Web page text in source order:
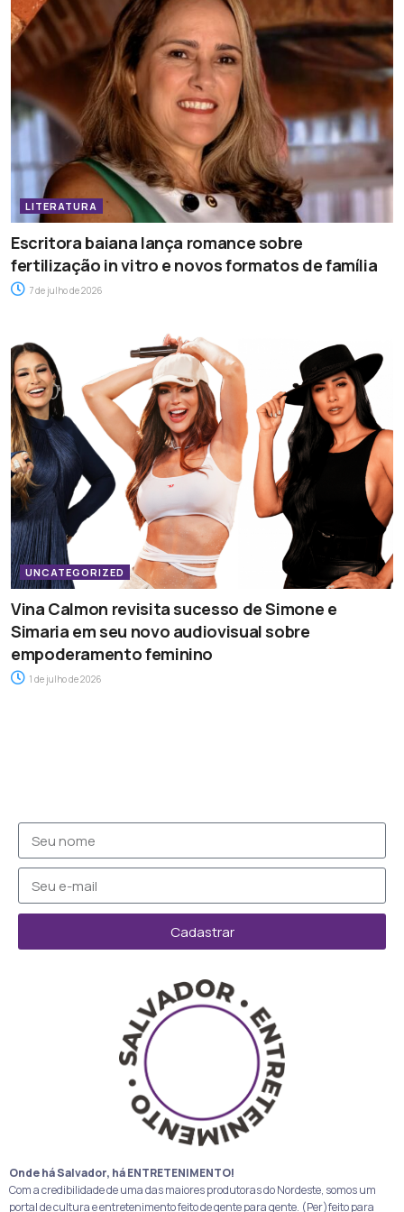
LITERATURA
Escritora baiana lança romance sobre
fertilização in vitro e novos formatos de família
7 de julho de 2026
UNCATEGORIZED
Vina Calmon revisita sucesso de Simone e
Simaria em seu novo audiovisual sobre
empoderamento feminino
1 de julho de 2026
Cadastrar
Onde há Salvador, há ENTRETENIMENTO!
Com a credibilidade de uma das maiores produtoras do Nordeste, somos um
portal de cultura e entretenimento feito de gente para gente. (Per)feito para